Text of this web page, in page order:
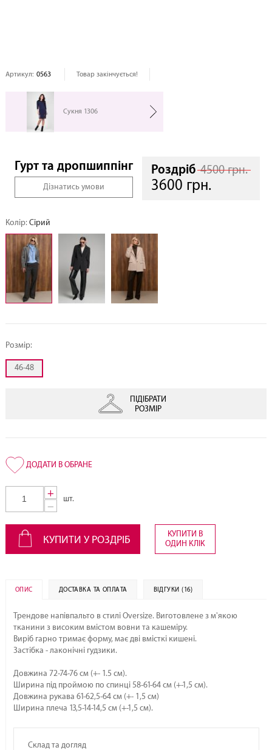
Артикул: 0563 Товар закінчується!
Сукня 1306
Гурт та дропшиппінг
Дізнатись умови
Роздріб 4500 грн.
3600 грн.
Колір: Сірий
Розмір:
46-48
ПІДІБРАТИ
РОЗМІР
+
−
шт.
КУПИТИ У РОЗДРІБ
КУПИТИ В
ОДИН КЛІК
ОПИС ДОСТАВКА ТА ОПЛАТА ВІДГУКИ (16)
Трендове напівпальто в стилі Oversize. Виготовлене з м'якою
тканини з високим вмістом вовни та кашеміру.
Виріб гарно тримає форму, має дві вмісткі кишені.
Застібка - лаконічні гудзики.
Довжина 72-74-76 см (+- 1.5 см).
Ширина під проймою по спинці 58-61-64 см (+-1,5 см).
Довжина рукава 61-62,5-64 см (+- 1,5 см)
Ширина плеча 13,5-14-14,5 см (+-1,5 см).
Склад та догляд